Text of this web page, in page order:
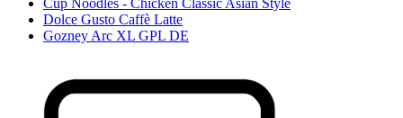
Dolce Gusto Caffè Latte
Gozney Arc XL GPL DE